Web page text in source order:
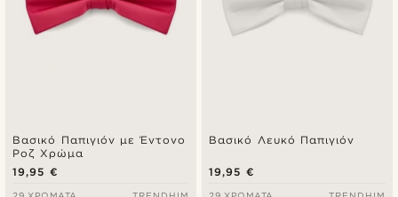
Βασικό Παπιγιόν με Έντονο
Ροζ Χρώμα
19,95 €
29 ΧΡΏΜΑΤΑ TRENDHIM
Βασικό Λευκό Παπιγιόν
19,95 €
29 ΧΡΏΜΑΤΑ TRENDHIM